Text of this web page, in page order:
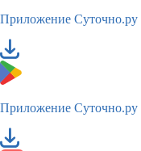
Приложение Суточно.ру
Приложение Суточно.ру